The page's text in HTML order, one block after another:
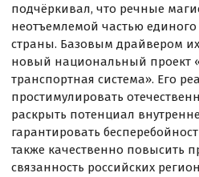
подчёркивал, что речные
неотъемлемой частью единого
страны. Базовым драйвером
новый национальный проект
транспортная система». Его
простимулировать
раскрыть потенциал
гарантировать
также качественно повысить
связанность российских